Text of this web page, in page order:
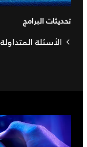
تحديثات البرامج
الأسئلة المتداولة